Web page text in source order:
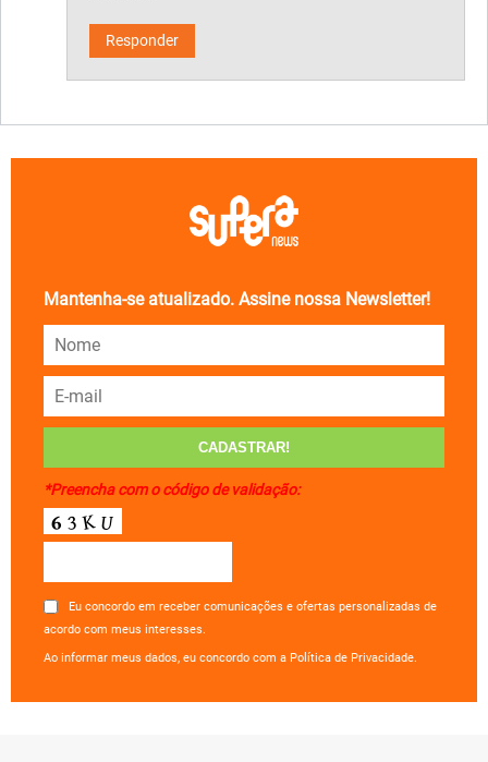
Responder
Mantenha-se atualizado. Assine nossa Newsletter!
*Preencha com o código de validação:
Eu concordo em receber comunicações e ofertas personalizadas de
acordo com meus interesses.
Ao informar meus dados, eu concordo com a Política de Privacidade.